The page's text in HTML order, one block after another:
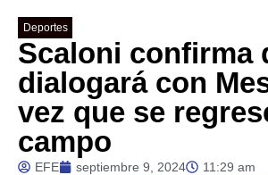
Deportes
Scaloni confirma
dialogará con
vez que se
campo
EFE septiembre 9, 2024 11:29 am